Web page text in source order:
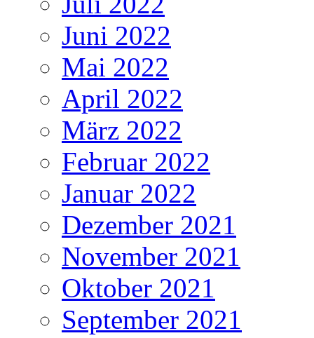
Juni 2022
Mai 2022
April 2022
März 2022
Februar 2022
Januar 2022
Dezember 2021
November 2021
Oktober 2021
September 2021